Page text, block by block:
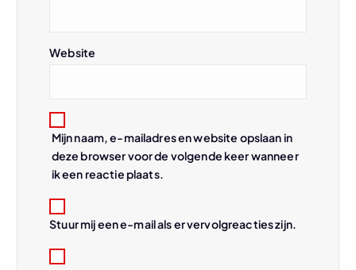
Website
Mijn naam, e-mailadres en website opslaan in
deze browser voor de volgende keer wanneer
ik een reactie plaats.
Stuur mij een e-mail als er vervolgreacties zijn.